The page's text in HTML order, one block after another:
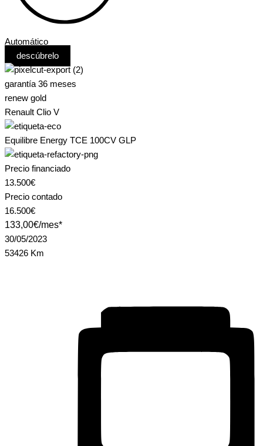
Automático
descúbrelo
garantía 36 meses
renew gold
Renault Clio V
Equilibre Energy TCE 100CV GLP
Precio financiado
13.500€
Precio contado
16.500€
133,00€/mes*
30/05/2023
53426 Km